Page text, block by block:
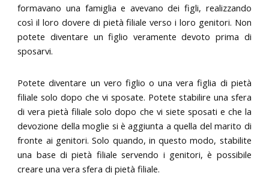
formavano una famiglia e avevano dei figli, realizzando
così il loro dovere di pietà filiale verso i loro genitori. Non
potete diventare un figlio veramente devoto prima di
sposarvi.
Potete diventare un vero figlio o una vera figlia di pietà
filiale solo dopo che vi sposate. Potete stabilire una sfera
di vera pietà filiale solo dopo che vi siete sposati e che la
devozione della moglie si è aggiunta a quella del marito di
fronte ai genitori. Solo quando, in questo modo, stabilite
una base di pietà filiale servendo i genitori, è possibile
creare una vera sfera di pietà filiale.